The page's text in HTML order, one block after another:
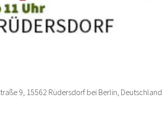
9, 15562 Rüdersdorf bei Berlin, Deutschland